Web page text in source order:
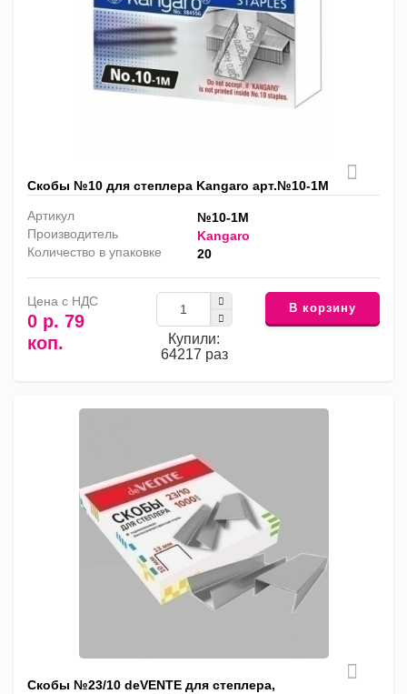
Скобы №10 для степлера Kangaro арт.№10-1М
Артикул
№10-1М
Производитель
Kangaro
Количество в упаковке
20
Цена с НДС
0 р. 79
коп.
Купили:
64217 раз
В корзину
Скобы №23/10 deVENTE для степлера,